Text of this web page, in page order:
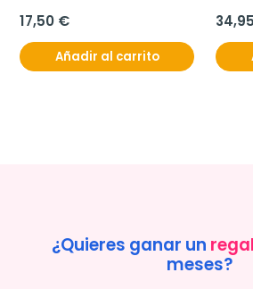
17,50 €
Añadir al carrito
¿Quieres ganar un
meses?